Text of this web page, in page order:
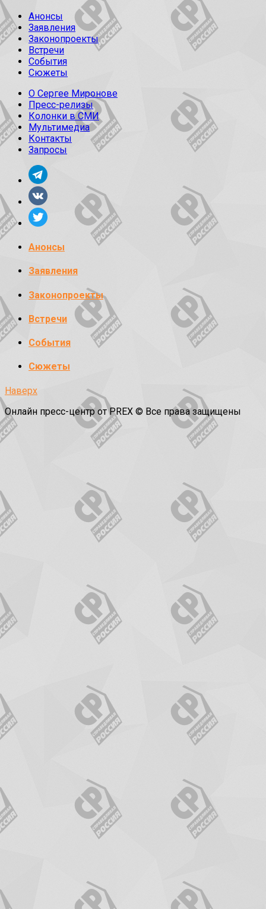
Анонсы
Заявления
Законопроекты
Встречи
События
Сюжеты
О Сергее Миронове
Пресс-релизы
Колонки в СМИ
Мультимедиа
Контакты
Запросы
Анонсы
Заявления
Законопроекты
Встречи
События
Сюжеты
Наверх
Онлайн пресс-центр от PREX © Все права защищены